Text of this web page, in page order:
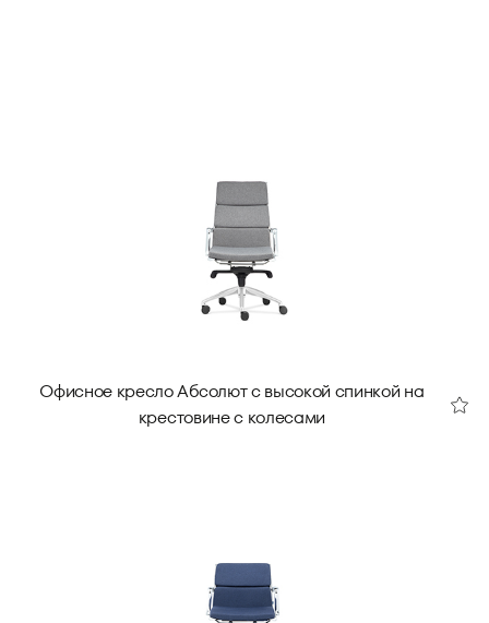
Офисное кресло Абсолют с высокой спинкой на
крестовине с колесами